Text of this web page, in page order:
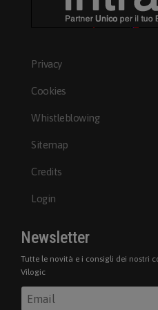
Privacy
Cookies
Whistleblowing
Sitemap
Credits
Login
Newsletter
Tutte le novità e i consigli dei nostri
Vilogic